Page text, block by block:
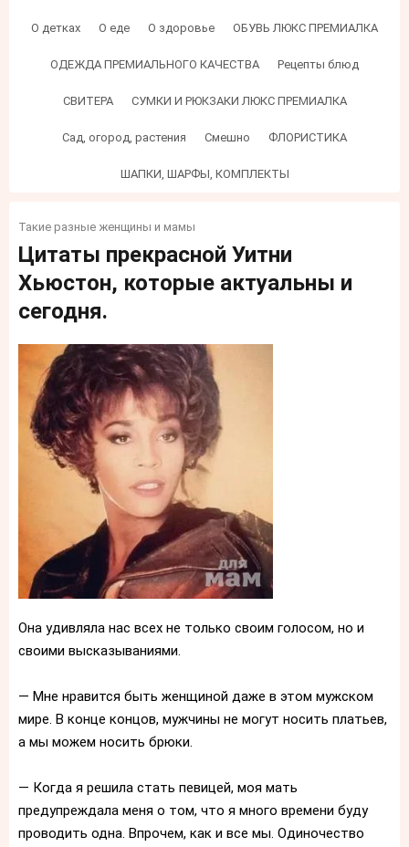
О детках О еде О здоровье ОБУВЬ ЛЮКС ПРЕМИАЛКА
ОДЕЖДА ПРЕМИАЛЬНОГО КАЧЕСТВА Рецепты блюд
СВИТЕРА СУМКИ И РЮКЗАКИ ЛЮКС ПРЕМИАЛКА
Сад, огород, растения Смешно ФЛОРИСТИКА
ШАПКИ, ШАРФЫ, КОМПЛЕКТЫ
Такие разные женщины и мамы
Цитаты прекрасной Уитни
Хьюстон, которые актуальны и
сегодня.
Она удивляла нас всех не только своим голосом, но и
своими высказываниями.
— Мне нравится быть женщиной даже в этом мужском
мире. В конце концов, мужчины не могут носить платьев,
а мы можем носить брюки.
— Когда я решила стать певицей, моя мать
предупреждала меня о том, что я много времени буду
проводить одна. Впрочем, как и все мы. Одиночество